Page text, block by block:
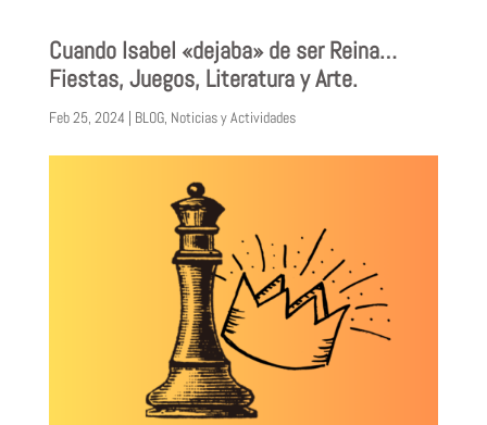
Cuando Isabel «dejaba» de ser Reina…
Fiestas, Juegos, Literatura y Arte.
Feb 25, 2024 | BLOG, Noticias y Actividades